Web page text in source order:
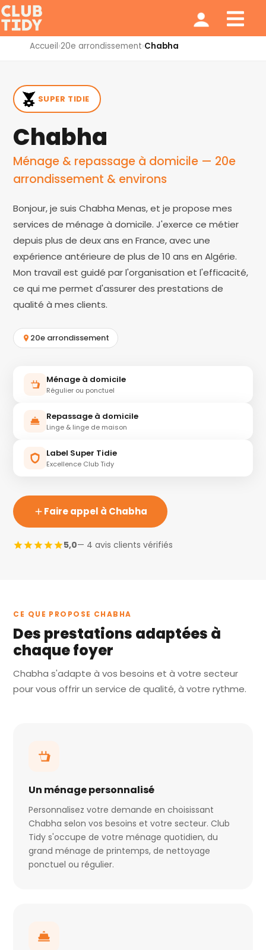
Accueil›20e arrondissement›Chabha
SUPER TIDIE
Chabha
Ménage & repassage à domicile — 20e
arrondissement & environs
Bonjour, je suis Chabha Menas, et je propose mes
services de ménage à domicile. J'exerce ce métier
depuis plus de deux ans en France, avec une
expérience antérieure de plus de 10 ans en Algérie.
Mon travail est guidé par l'organisation et l'efficacité,
ce qui me permet d'assurer des prestations de
qualité à mes clients.
20e arrondissement
Ménage à domicile
Régulier ou ponctuel
Repassage à domicile
Linge & linge de maison
Label Super Tidie
Excellence Club Tidy
Faire appel à Chabha
5,0— 4 avis clients vérifiés
CE QUE PROPOSE CHABHA
Des prestations adaptées à
chaque foyer
Chabha s'adapte à vos besoins et à votre secteur
pour vous offrir un service de qualité, à votre rythme.
Un ménage personnalisé
Personnalisez votre demande en choisissant
Chabha selon vos besoins et votre secteur. Club
Tidy s'occupe de votre ménage quotidien, du
grand ménage de printemps, de nettoyage
ponctuel ou régulier.